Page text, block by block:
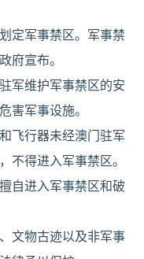
定军事禁区。军事禁
府宣布。
军维护军事禁区的安
害军事设施。
飞行器未经澳门驻军
不得进入军事禁区。
自进入军事禁区和破
文物古迹以及非军事